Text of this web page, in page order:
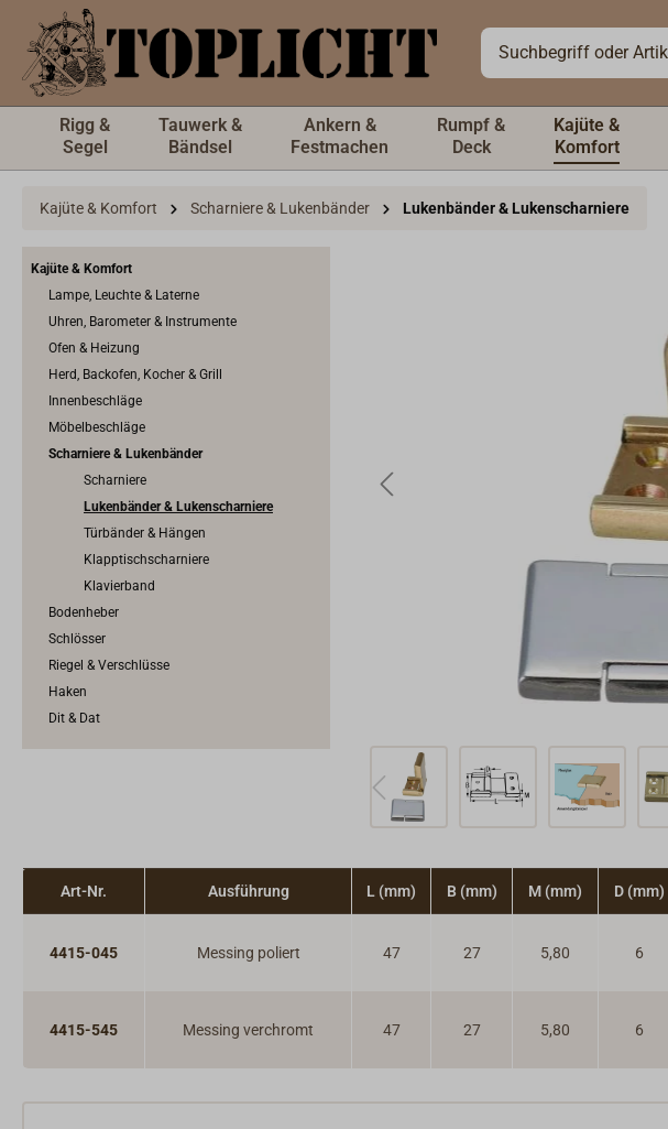
springen
Rigg &
Segel
Tauwerk &
Bändsel
Ankern &
Festmachen
Rumpf &
Deck
Kajüte &
Komfort
Kajüte & Komfort Scharniere & Lukenbänder Lukenbänder & Lukenscharniere
Kajüte & Komfort
Lampe, Leuchte & Laterne
Uhren, Barometer & Instrumente
Ofen & Heizung
Herd, Backofen, Kocher & Grill
Innenbeschläge
Möbelbeschläge
Scharniere & Lukenbänder
Scharniere
Lukenbänder & Lukenscharniere
Türbänder & Hängen
Klapptischscharniere
Klavierband
Bodenheber
Schlösser
Riegel & Verschlüsse
Haken
Dit & Dat
Art-Nr. Ausführung L (mm) B (mm) M (mm) D (mm)
4415-045 Messing poliert 47 27 5,80 6
4415-545 Messing verchromt 47 27 5,80 6